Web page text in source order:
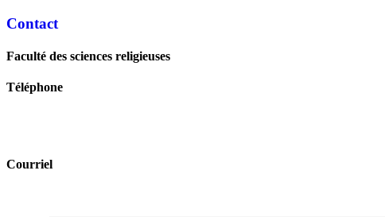
Contact
Faculté des sciences religieuses
Téléphone
Courriel